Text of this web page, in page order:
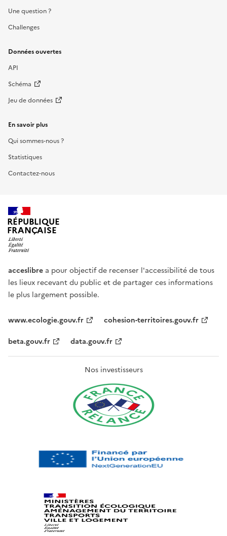
Une question ?
Challenges
Données ouvertes
API
Schéma
Jeu de données
En savoir plus
Qui sommes-nous ?
Statistiques
Contactez-nous
RÉPUBLIQUE
FRANÇAISE
acceslibre a pour objectif de recenser l'accessibilité de tous
les lieux recevant du public et de partager ces informations
le plus largement possible.
www.ecologie.gouv.fr
cohesion-territoires.gouv.fr
beta.gouv.fr
data.gouv.fr
Nos investisseurs